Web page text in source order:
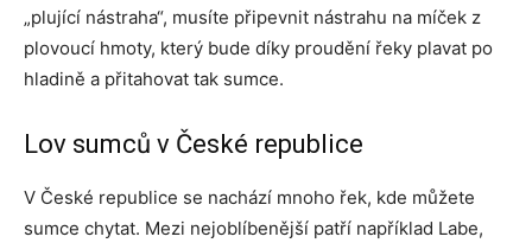
„plující nástraha“, musíte připevnit nástrahu na míček z
plovoucí hmoty, který bude díky proudění řeky plavat po
hladině a přitahovat tak sumce.
Lov sumců v České republice
V České republice se nachází mnoho řek, kde můžete
sumce chytat. Mezi nejoblíbenější patří například Labe,